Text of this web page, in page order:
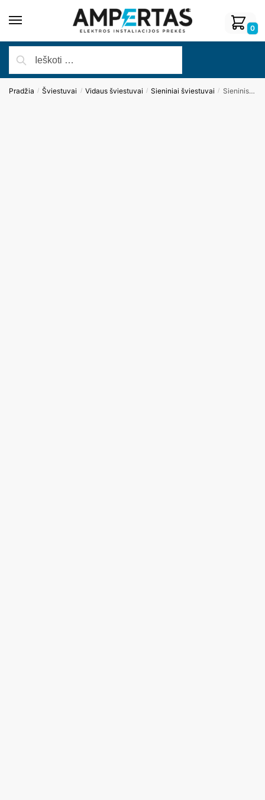
0
Pradžia / Šviestuvai / Vidaus šviestuvai / Sieniniai šviestuvai / Sieninis šviestuvas TORO W0274